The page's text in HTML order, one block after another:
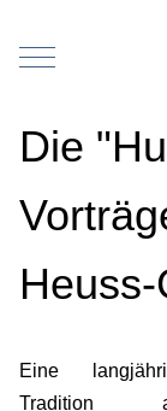
Mobile Menu
Die
Eine
Tradition